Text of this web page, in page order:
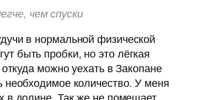
чем спуски
в нормальной физической
быть пробки, но это лёгкая
можно уехать в Закопане
количество. У меня